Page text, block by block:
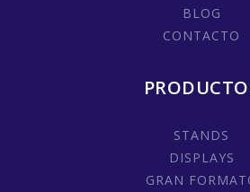
BLOG
CONTACTO
STANDS
DISPLAYS
GRAN